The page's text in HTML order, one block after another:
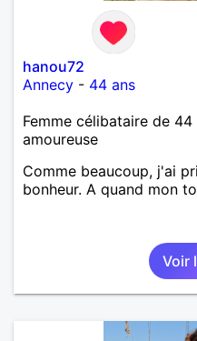
hanou72
Annecy - 44 ans
Femme célibataire de
amoureuse
Comme beaucoup, j'ai
bonheur. A quand mon
Voir